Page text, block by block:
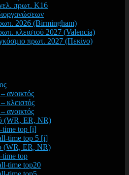
πρωτ. Κ16
2026 (Birmingham)
κλειστού 2027 (Valencia)
πρωτ. 2027 (Πεκίνο)
ανοικτός
κλειστός
ανοικτός
(WR, ER, NR)
time top [i]
time top 5 [i]
(WR, ER, NR)
time top
time top20